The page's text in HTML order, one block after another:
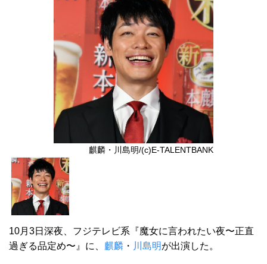
麒麟・川島明/(c)E-TALENTBANK
10月3日深夜、フジテレビ系『魔女に言われたい夜〜正直
過ぎる品定め〜』に、 麒麟 ・ 川島明が出演した。